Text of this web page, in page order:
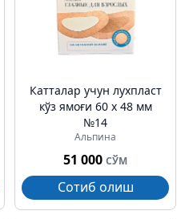
Катталар учун лухпласт
кўз ямоғи 60 х 48 мм
№14
Альпина
51 000 СЎМ
Сотиб олиш